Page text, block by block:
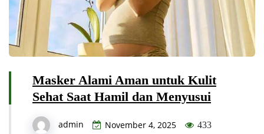
Masker Alami Aman untuk Kulit
Sehat Saat Hamil dan Menyusui
admin November 4, 2025 433